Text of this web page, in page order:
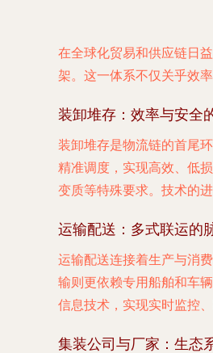
在全球化贸易和供应链日
架。这一体系不仅关乎效
装卸堆存：效率与安全
装卸堆存是物流链的首尾
精准调度，实现高效、低
变质等特殊要求。技术的
运输配送：多式联运的
运输配送连接着生产与消
输则更依赖专用船舶和车
信息技术，实现实时监控
集装公司与厂家：生态